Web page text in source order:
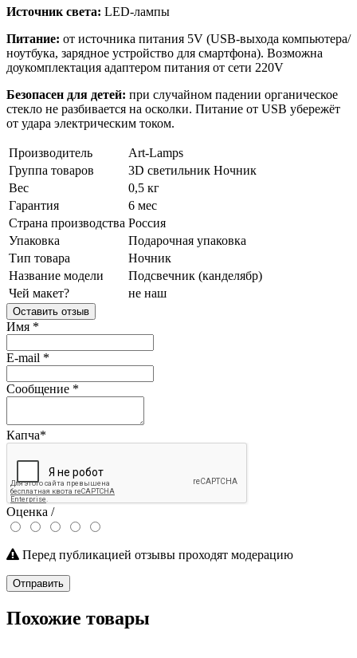
Источник света: LED-лампы
Питание: от источника питания 5V (USB-выхода компьютера/
ноутбука, зарядное устройство для смартфона). Возможна
доукомплектация адаптером питания от сети 220V
Безопасен для детей: при случайном падении органическое
стекло не разбивается на осколки. Питание от USB убережёт
от удара электрическим током.
Производитель
Art-Lamps
Группа товаров
3D светильник Ночник
Вес
0,5 кг
Гарантия
6 мес
Страна производства Россия
Упаковка
Подарочная упаковка
Тип товара
Ночник
Название модели
Подсвечник (канделябр)
Чей макет?
не наш
Оставить отзыв
Имя *
E-mail *
Сообщение *
Капча*
Оценка /
Перед публикацией отзывы проходят модерацию
Отправить
Похожие товары